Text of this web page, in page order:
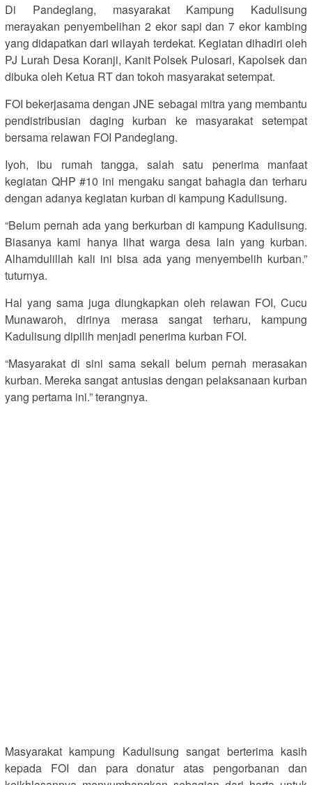
Di Pandeglang, masyarakat Kampung Kadulisung
merayakan penyembelihan 2 ekor sapi dan 7 ekor kambing
yang didapatkan dari wilayah terdekat. Kegiatan dihadiri oleh
PJ Lurah Desa Koranji, Kanit Polsek Pulosari, Kapolsek dan
dibuka oleh Ketua RT dan tokoh masyarakat setempat.
FOI bekerjasama dengan JNE sebagai mitra yang membantu
pendistribusian daging kurban ke masyarakat setempat
bersama relawan FOI Pandeglang.
Iyoh, ibu rumah tangga, salah satu penerima manfaat
kegiatan QHP #10 ini mengaku sangat bahagia dan terharu
dengan adanya kegiatan kurban di kampung Kadulisung.
“Belum pernah ada yang berkurban di kampung Kadulisung.
Biasanya kami hanya lihat warga desa lain yang kurban.
Alhamdulillah kali ini bisa ada yang menyembelih kurban.”
tuturnya.
Hal yang sama juga diungkapkan oleh relawan FOI, Cucu
Munawaroh, dirinya merasa sangat terharu, kampung
Kadulisung dipilih menjadi penerima kurban FOI.
“Masyarakat di sini sama sekali belum pernah merasakan
kurban. Mereka sangat antusias dengan pelaksanaan kurban
yang pertama ini.” terangnya.
Masyarakat kampung Kadulisung sangat berterima kasih
kepada FOI dan para donatur atas pengorbanan dan